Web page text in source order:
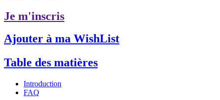
Je m'inscris
Ajouter à ma WishList
Table des matières
Introduction
FAQ